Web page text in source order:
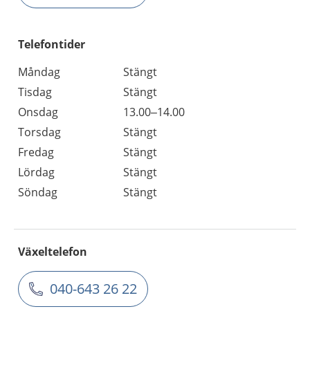
Telefontider
Måndag
Stängt
Tisdag
Stängt
Onsdag
13.00–14.00
Torsdag
Stängt
Fredag
Stängt
Lördag
Stängt
Söndag
Stängt
Växeltelefon
040-643 26 22